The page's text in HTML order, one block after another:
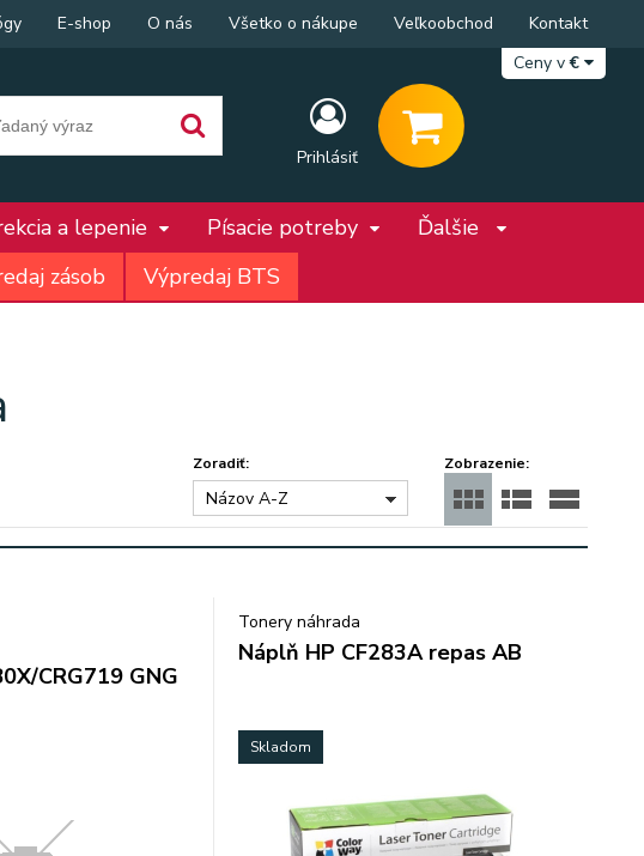
Prihlásiť
E-shop O nás Všetko o nákupe Veľkoobchod
Kontakt
Ceny v€
a lepenie Písacie potreby
Ďalšie
zásob Výpredaj BTS
Zobrazenie:
Zoradiť:
Názov A-Z
CRG719 GNG
Tonery náhrada
Náplň HP CF283A repas AB
Skladom